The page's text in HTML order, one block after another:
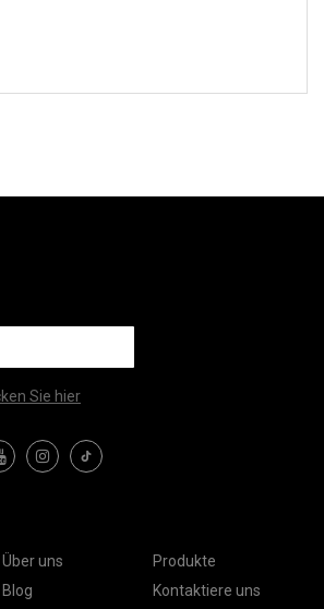
Sie hier
Über uns
Produkte
Blog
Kontaktiere uns